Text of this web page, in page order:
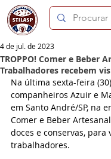
TROPPO! Comer e Beber
Trabalhadores recebem
4 de jul. de 2023
Na última sexta-feira
companheiros Azuir e
em Santo André/SP, na
Comer e Beber
doces e conservas, para
trabalhadores.